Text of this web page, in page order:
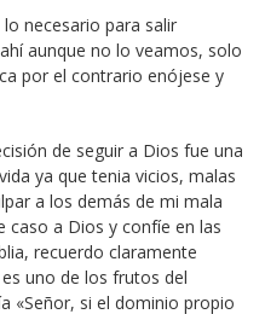
necesario para salir
aunque no lo veamos, solo
por el contrario enójese y
de seguir a Dios fue una
ya que tenia vicios, malas
a los demás de mi mala
caso a Dios y confíe en las
recuerdo claramente
uno de los frutos del
«Señor, si el dominio propio